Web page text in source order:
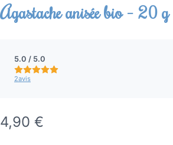
Agastache anisée bio – 20 g
e
5.0 / 5.0
2avis
M
4,90 €
Thanks for your